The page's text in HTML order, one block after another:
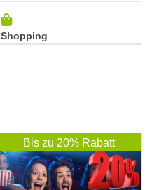
Shopping
Bis zu 20% Rabatt